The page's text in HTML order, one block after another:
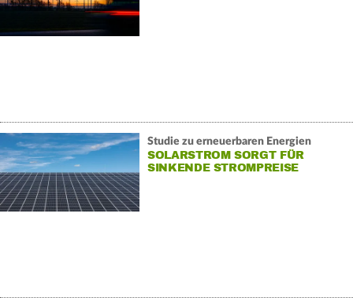
Studie zu erneuerbaren Energien
SOLARSTROM SORGT FÜR
SINKENDE STROMPREISE